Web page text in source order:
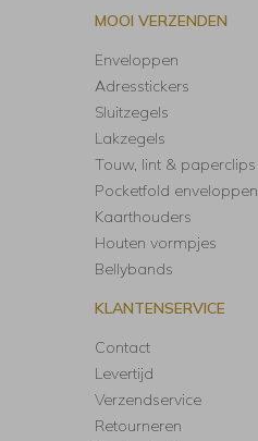
MOOI VERZENDEN
Enveloppen
Adresstickers
Sluitzegels
Lakzegels
Touw, lint & paperclips
Pocketfold enveloppen
Kaarthouders
Houten vormpjes
Bellybands
KLANTENSERVICE
Contact
Levertijd
Verzendservice
Retourneren